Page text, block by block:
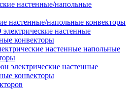
настенные/напольные конвекторы
настенные
конвекторы
настенные напольные
электрические настенные
конвекторы